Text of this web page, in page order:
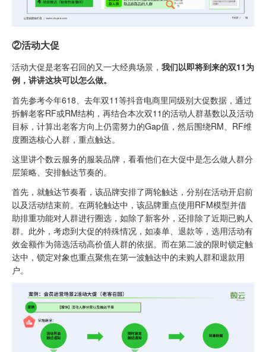
②活动大促
活动大促是老客召回的又一大经典场景， 我们以即将到来的双11为
例，讲讲这块可以怎么做。
首先参考今年618、去年双11等抖音电商里同级别大促数据，通过
拆解老客RF或RM结构，再结合本次双11的活动人群基数以及活动
目标，计算出老客方向上仍需努力的Gap值，然后围绕RM、RF维
度圈选核心人群，重点触达。
这里讲个数云服务的服装品牌，看看他们在大促中是怎么做人群分
层策略 、安排触达节奏的。
首先，就触达节奏看，该品牌安排了两轮触达，分别在活动开启前
以及活动结束前。在两轮触达中，该品牌重点使用RFM模型并借
助排重功能对人群进行圈选，如除了新客外，还排除了近期已购人
群。此外，考虑到大促的特殊情况，如凑单、退款等，选用活动有
效金额作为筛选活动高价值人群的依据。而在第二波的限时锁定触
达中，锁定对象也重点聚焦在第一波触达中的未购人群和退款用
户。